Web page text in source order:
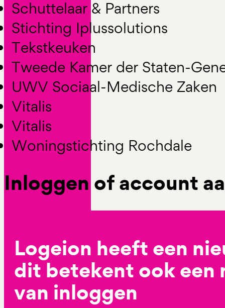
Schuttelaar & Partners
Stichting Iplussolutions
Tekstkeuken
Tweede Kamer der Staten-
UWV Sociaal-Medische Zaken
Vitalis
Vitalis
Woningstichting Rochdale
Inloggen of account
Logeion heeft een
dit betekent ook een
van inloggen